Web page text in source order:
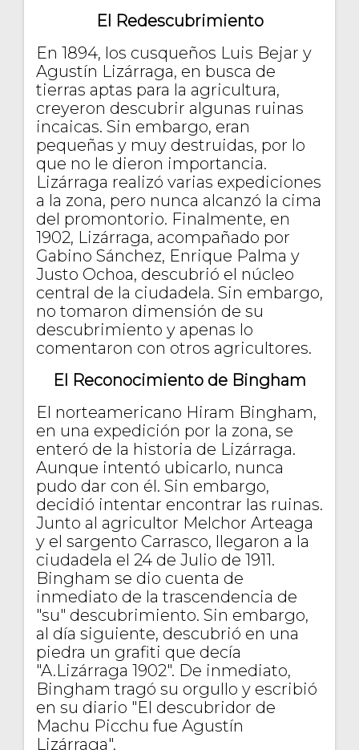
El Redescubrimiento
En 1894, los cusqueños Luis Bejar y
Agustín Lizárraga, en busca de
tierras aptas para la agricultura,
creyeron descubrir algunas ruinas
incaicas. Sin embargo, eran
pequeñas y muy destruidas, por lo
que no le dieron importancia.
Lizárraga realizó varias expediciones
a la zona, pero nunca alcanzó la cima
del promontorio. Finalmente, en
1902, Lizárraga, acompañado por
Gabino Sánchez, Enrique Palma y
Justo Ochoa, descubrió el núcleo
central de la ciudadela. Sin embargo,
no tomaron dimensión de su
descubrimiento y apenas lo
comentaron con otros agricultores.
El Reconocimiento de Bingham
El norteamericano Hiram Bingham,
en una expedición por la zona, se
enteró de la historia de Lizárraga.
Aunque intentó ubicarlo, nunca
pudo dar con él. Sin embargo,
decidió intentar encontrar las ruinas.
Junto al agricultor Melchor Arteaga
y el sargento Carrasco, llegaron a la
ciudadela el 24 de Julio de 1911.
Bingham se dio cuenta de
inmediato de la trascendencia de
"su" descubrimiento. Sin embargo,
al día siguiente, descubrió en una
piedra un grafiti que decía
"A.Lizárraga 1902". De inmediato,
Bingham tragó su orgullo y escribió
en su diario "El descubridor de
Machu Picchu fue Agustín
Lizárraga".